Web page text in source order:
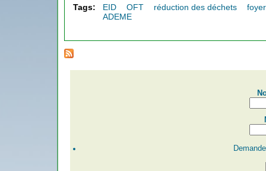
Tags: EID OFT réduction des déchets
ADEME